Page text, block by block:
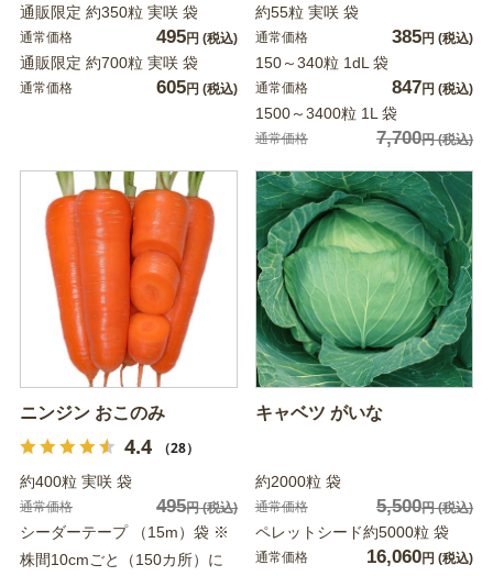
通販限定 約350粒 実咲 袋
通常価格 495円 (税込)
通販限定 約700粒 実咲 袋
通常価格 605円 (税込)
約55粒 実咲 袋
通常価格 385円 (税込)
150～340粒 1dL 袋
通常価格 847円 (税込)
1500～3400粒 1L 袋
通常価格 7,700円(税込)
ニンジン おこのみ
4.4 （28）
約400粒 実咲 袋
通常価格 495円(税込)
シーダーテープ （15m）袋 ※
株間10cmごと（150カ所）に
キャベツ がいな
約2000粒 袋
通常価格 5,500円(税込)
ペレットシード約5000粒 袋
通常価格 16,060円 (税込)